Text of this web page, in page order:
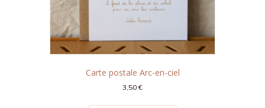
Carte postale Arc-en-ciel
3,50€